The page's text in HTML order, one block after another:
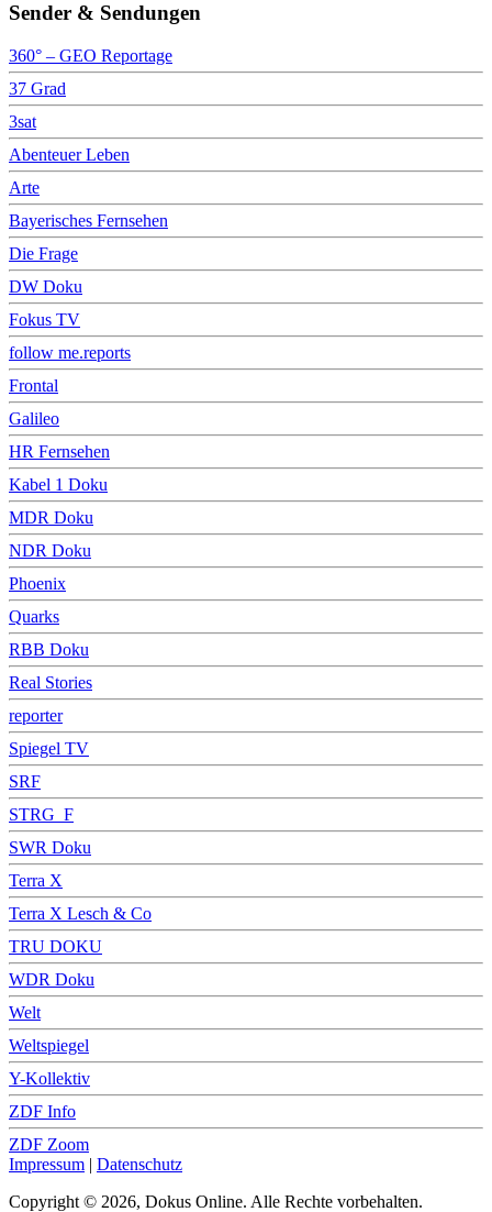
Sender & Sendungen
360° – GEO Reportage
37 Grad
3sat
Abenteuer Leben
Arte
Bayerisches Fernsehen
Die Frage
DW Doku
Fokus TV
follow me.reports
Frontal
Galileo
HR Fernsehen
Kabel 1 Doku
MDR Doku
NDR Doku
Phoenix
Quarks
RBB Doku
Real Stories
reporter
Spiegel TV
SRF
STRG_F
SWR Doku
Terra X
Terra X Lesch & Co
TRU DOKU
WDR Doku
Welt
Weltspiegel
Y-Kollektiv
ZDF Info
ZDF Zoom
Impressum | Datenschutz
Copyright © 2026, Dokus Online. Alle Rechte vorbehalten.